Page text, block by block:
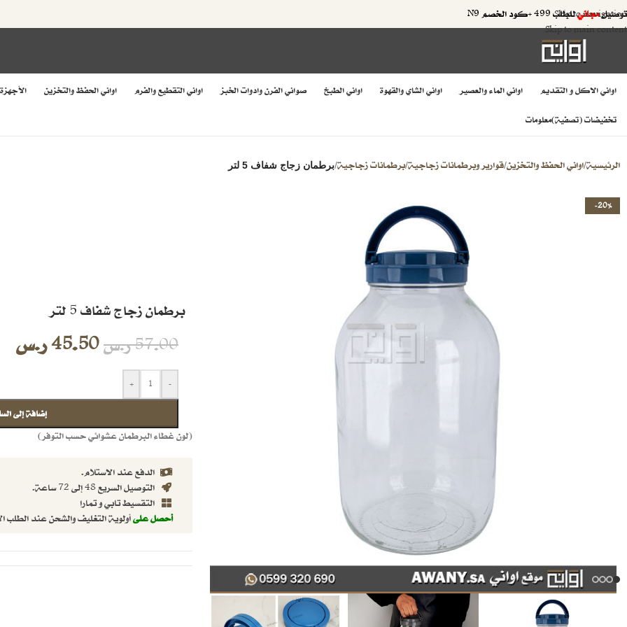
Skip to navigation
Skip to main content
توصيلمجانيللطلب 499 +كود الخصم N9
اواني الاكل و التقديم اواني الماء والعصير اواني الشاي والقهوة اواني الطبخ صواني الفرن وادوات الخبز اواني التقطيع والفرم اواني الحفظ والتخزين
تخفيضات (تصفية)معلومات
الرئيسية/اواني الحفظ والتخزين/قوارير وبرطمانات زجاجية/برطمانات زجاجية/برطمان زجاج شفاف 5 لتر
-20%
برطمان زجاج شفاف 5 لتر
57.00ر.س45.50ر.س
-
+
إضافة إلى
(لون غطاء البرطمان عشوائي حسب التوفر)
الدفع عند الاستلام.
التوصيل السريع 48 إلى 72 ساعة.
التقسيط تابي و تمارا
أحصل علىأولوية التغليف والشحن عند الطلب